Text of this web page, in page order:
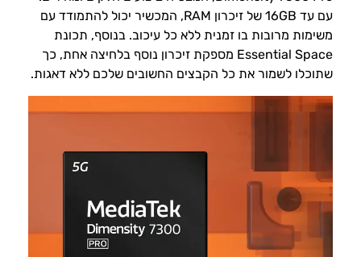
עם עד 16GB של זיכרון RAM, המכשיר יכול להתמודד עם
משימות מרובות בו זמנית ללא כל עיכוב. בנוסף, תכונת
Essential Space מספקת זיכרון נוסף בלחיצה אחת, כך
שתוכלו לשמור את כל הקבצים החשובים שלכם ללא דאגות.